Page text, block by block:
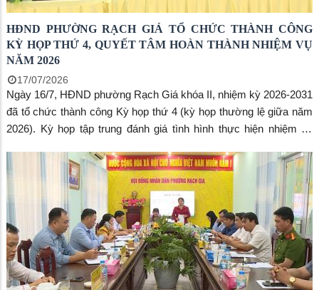
HĐND PHƯỜNG RẠCH GIÁ TỔ CHỨC THÀNH CÔNG
KỲ HỌP THỨ 4, QUYẾT TÂM HOÀN THÀNH NHIỆM VỤ
NĂM 2026
17/07/2026
Ngày 16/7, HĐND phường Rạch Giá khóa II, nhiệm kỳ 2026-2031
đã tổ chức thành công Kỳ họp thứ 4 (kỳ họp thường lệ giữa năm
2026). Kỳ họp tập trung đánh giá tình hình thực hiện nhiệm vụ
6 tháng cuối năm 2026. Đến dự kỳ họp có đồng chí Mai Hoàng
Khởi - Ủy viên Ban Thường vụ Tỉnh ủy, Bí thư Đảng ủy phường;
đồng chí Đoàn Hữu Thắng - Chủ tịch Công ty TNHH MTV Cấp
thoát nước tỉnh (Đại biểu HĐND tỉnh thuộc Tổ đại biểu số 01).
Đồng chí Nguyễn Thị Hoàn Xuân - Phó Bí thư Thường trực Đảng
ủy, Chủ tịch HĐND phường và đồng chí Phạm Thị Bích Quyên,
Ủy viên Ban Thường vụ Đảng ủy, Phó Chủ tịch HĐND phường
chủ tọa kỳ họp.